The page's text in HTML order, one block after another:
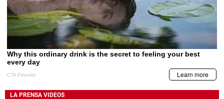
LA PRENSA VIDEOS